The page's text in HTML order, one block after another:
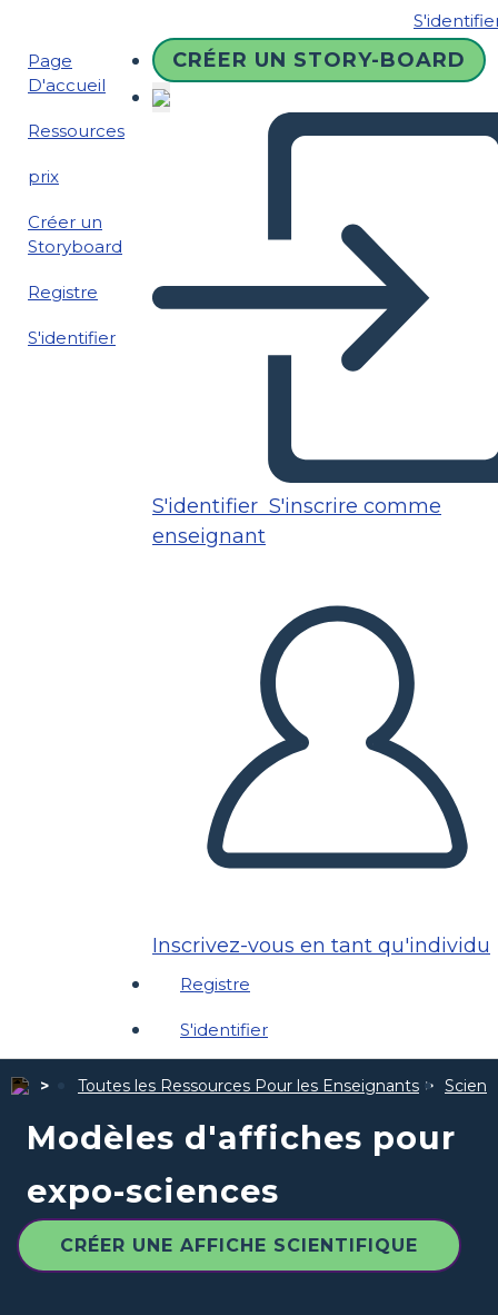
Page
D'accueil
Ressources
prix
Créer un
Storyboard
Registre
S'identifier
CRÉER UN STORY-BOARD
S'identifier S'inscrire comme
enseignant
Inscrivez-vous en tant qu'individu
Registre
S'identifier
Toutes les Ressources Pour les Enseignants
Modèles d'affiches pour
expo-sciences
CRÉER UNE AFFICHE SCIENTIFIQUE